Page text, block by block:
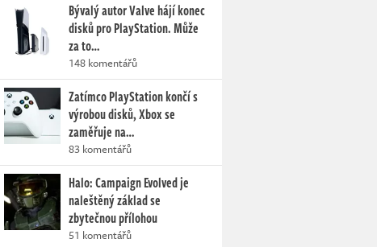
Bývalý autor Valve hájí konec
disků pro PlayStation. Může
za to…
148 komentářů
Zatímco PlayStation končí s
výrobou disků, Xbox se
zaměřuje na…
83 komentářů
Halo: Campaign Evolved je
naleštěný základ se
zbytečnou přílohou
51 komentářů